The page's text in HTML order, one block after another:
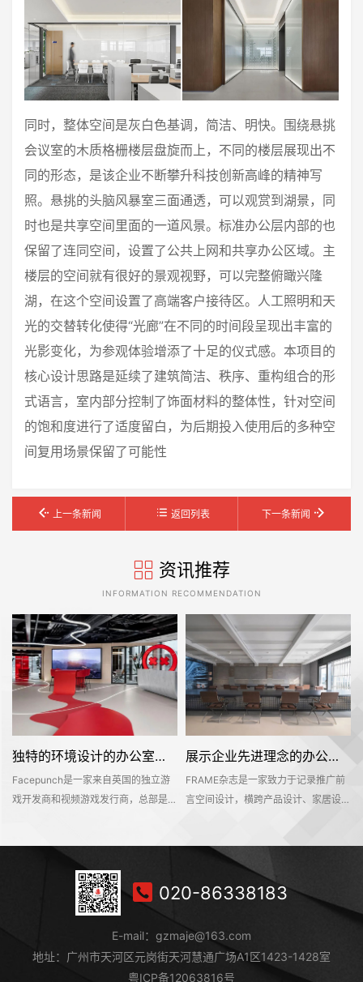
同时，整体空间是灰白色基调，简洁、明快。围绕悬挑
会议室的木质格栅楼层盘旋而上，不同的楼层展现出不
同的形态，是该企业不断攀升科技创新高峰的精神写
照。悬挑的头脑风暴室三面通透，可以观赏到湖景，同
时也是共享空间里面的一道风景。标准办公层内部的也
保留了连同空间，设置了公共上网和共享办公区域。主
楼层的空间就有很好的景观视野，可以完整俯瞰兴隆
湖，在这个空间设置了高端客户接待区。人工照明和天
光的交替转化使得“光廊”在不同的时间段呈现出丰富的
光影变化，为参观体验增添了十足的仪式感。本项目的
核心设计思路是延续了建筑简洁、秩序、重构组合的形
式语言，室内部分控制了饰面材料的整体性，针对空间
的饱和度进行了适度留白，为后期投入使用后的多种空
间复用场景保留了可能性
上一条新闻 返回列表 下一条新闻
资讯推荐
INFORMATION RECOMMENDATION
独特的环境设计的办公室装修空间是怎样打造的——Facepunch
Facepunch是一家来自英国的独立游
戏开发商和视频游戏发行商，总部是位
所有员工的社交活动中心，同时也能够
对外接待公众，让明天呢参观和探索纪
念产品和相关商品。这个独特的地方有
着丰富的场景、游戏和社交空间，可以
吸引员工和访客想要进入其中一探究竟
展示企业先进理念的办公室装修设计空间是怎样的——FRAME
FRAME杂志是一家致力于记录推广前
言空间设计，横跨产品设计、家居设
是一个工作环境，也是一个企业理念的
平台。该项目位于深业上城商区，可直
达莲花山和笔架山公园，呈现出独具一
020-86338183
E-mail：gzmaje@163.com
地址：广州市天河区元岗街天河慧通广场A1区1423-1428室
粤ICP备12063816号